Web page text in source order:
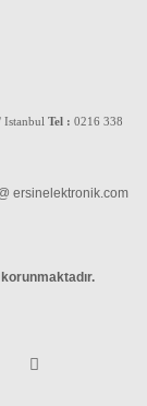
Istanbul Tel : 0216 338
.